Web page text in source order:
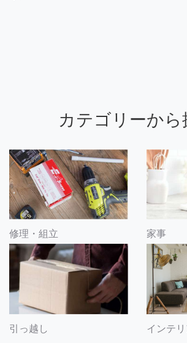
カテゴリーから
修理・組立 家事
引っ越し インテ